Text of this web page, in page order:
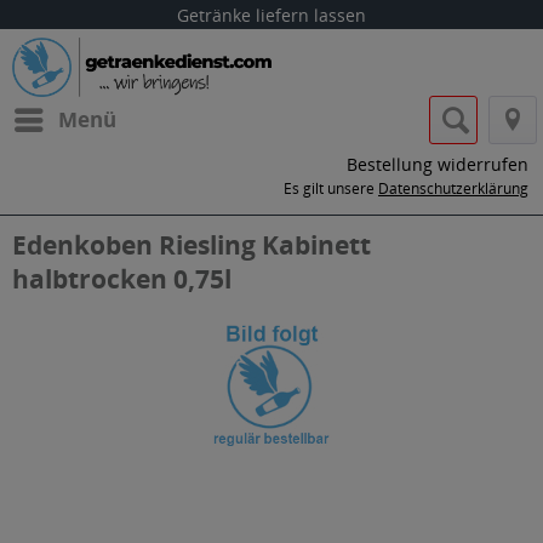
Getränke liefern lassen
Menü
Bestellung widerrufen
Es gilt unsere Datenschutzerklärung
Edenkoben Riesling Kabinett
halbtrocken 0,75l